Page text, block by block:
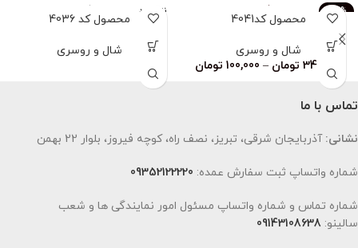
-83%
محصول کد4041
شال و روسری
349,000 تومان –
100,000 تومان
ناموجود
محصول کد 4036
شال و روسری
تماس با ما
نشانی: آذربایجان شرقی، تبریز، نصف راه، کوچه فیروز، بلوار 22 بهمن
شماره واتساپ ثبت سفارش عمده: 09352122220
شماره تماس و شماره واتساپ مسئول امور نمایندگی ها و شعب
سالینو: 09143108638